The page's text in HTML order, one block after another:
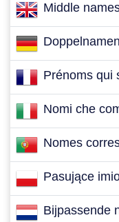
Middle
Prénoms qui
Nomi che
Nomes
Pasujące
Bijpassende